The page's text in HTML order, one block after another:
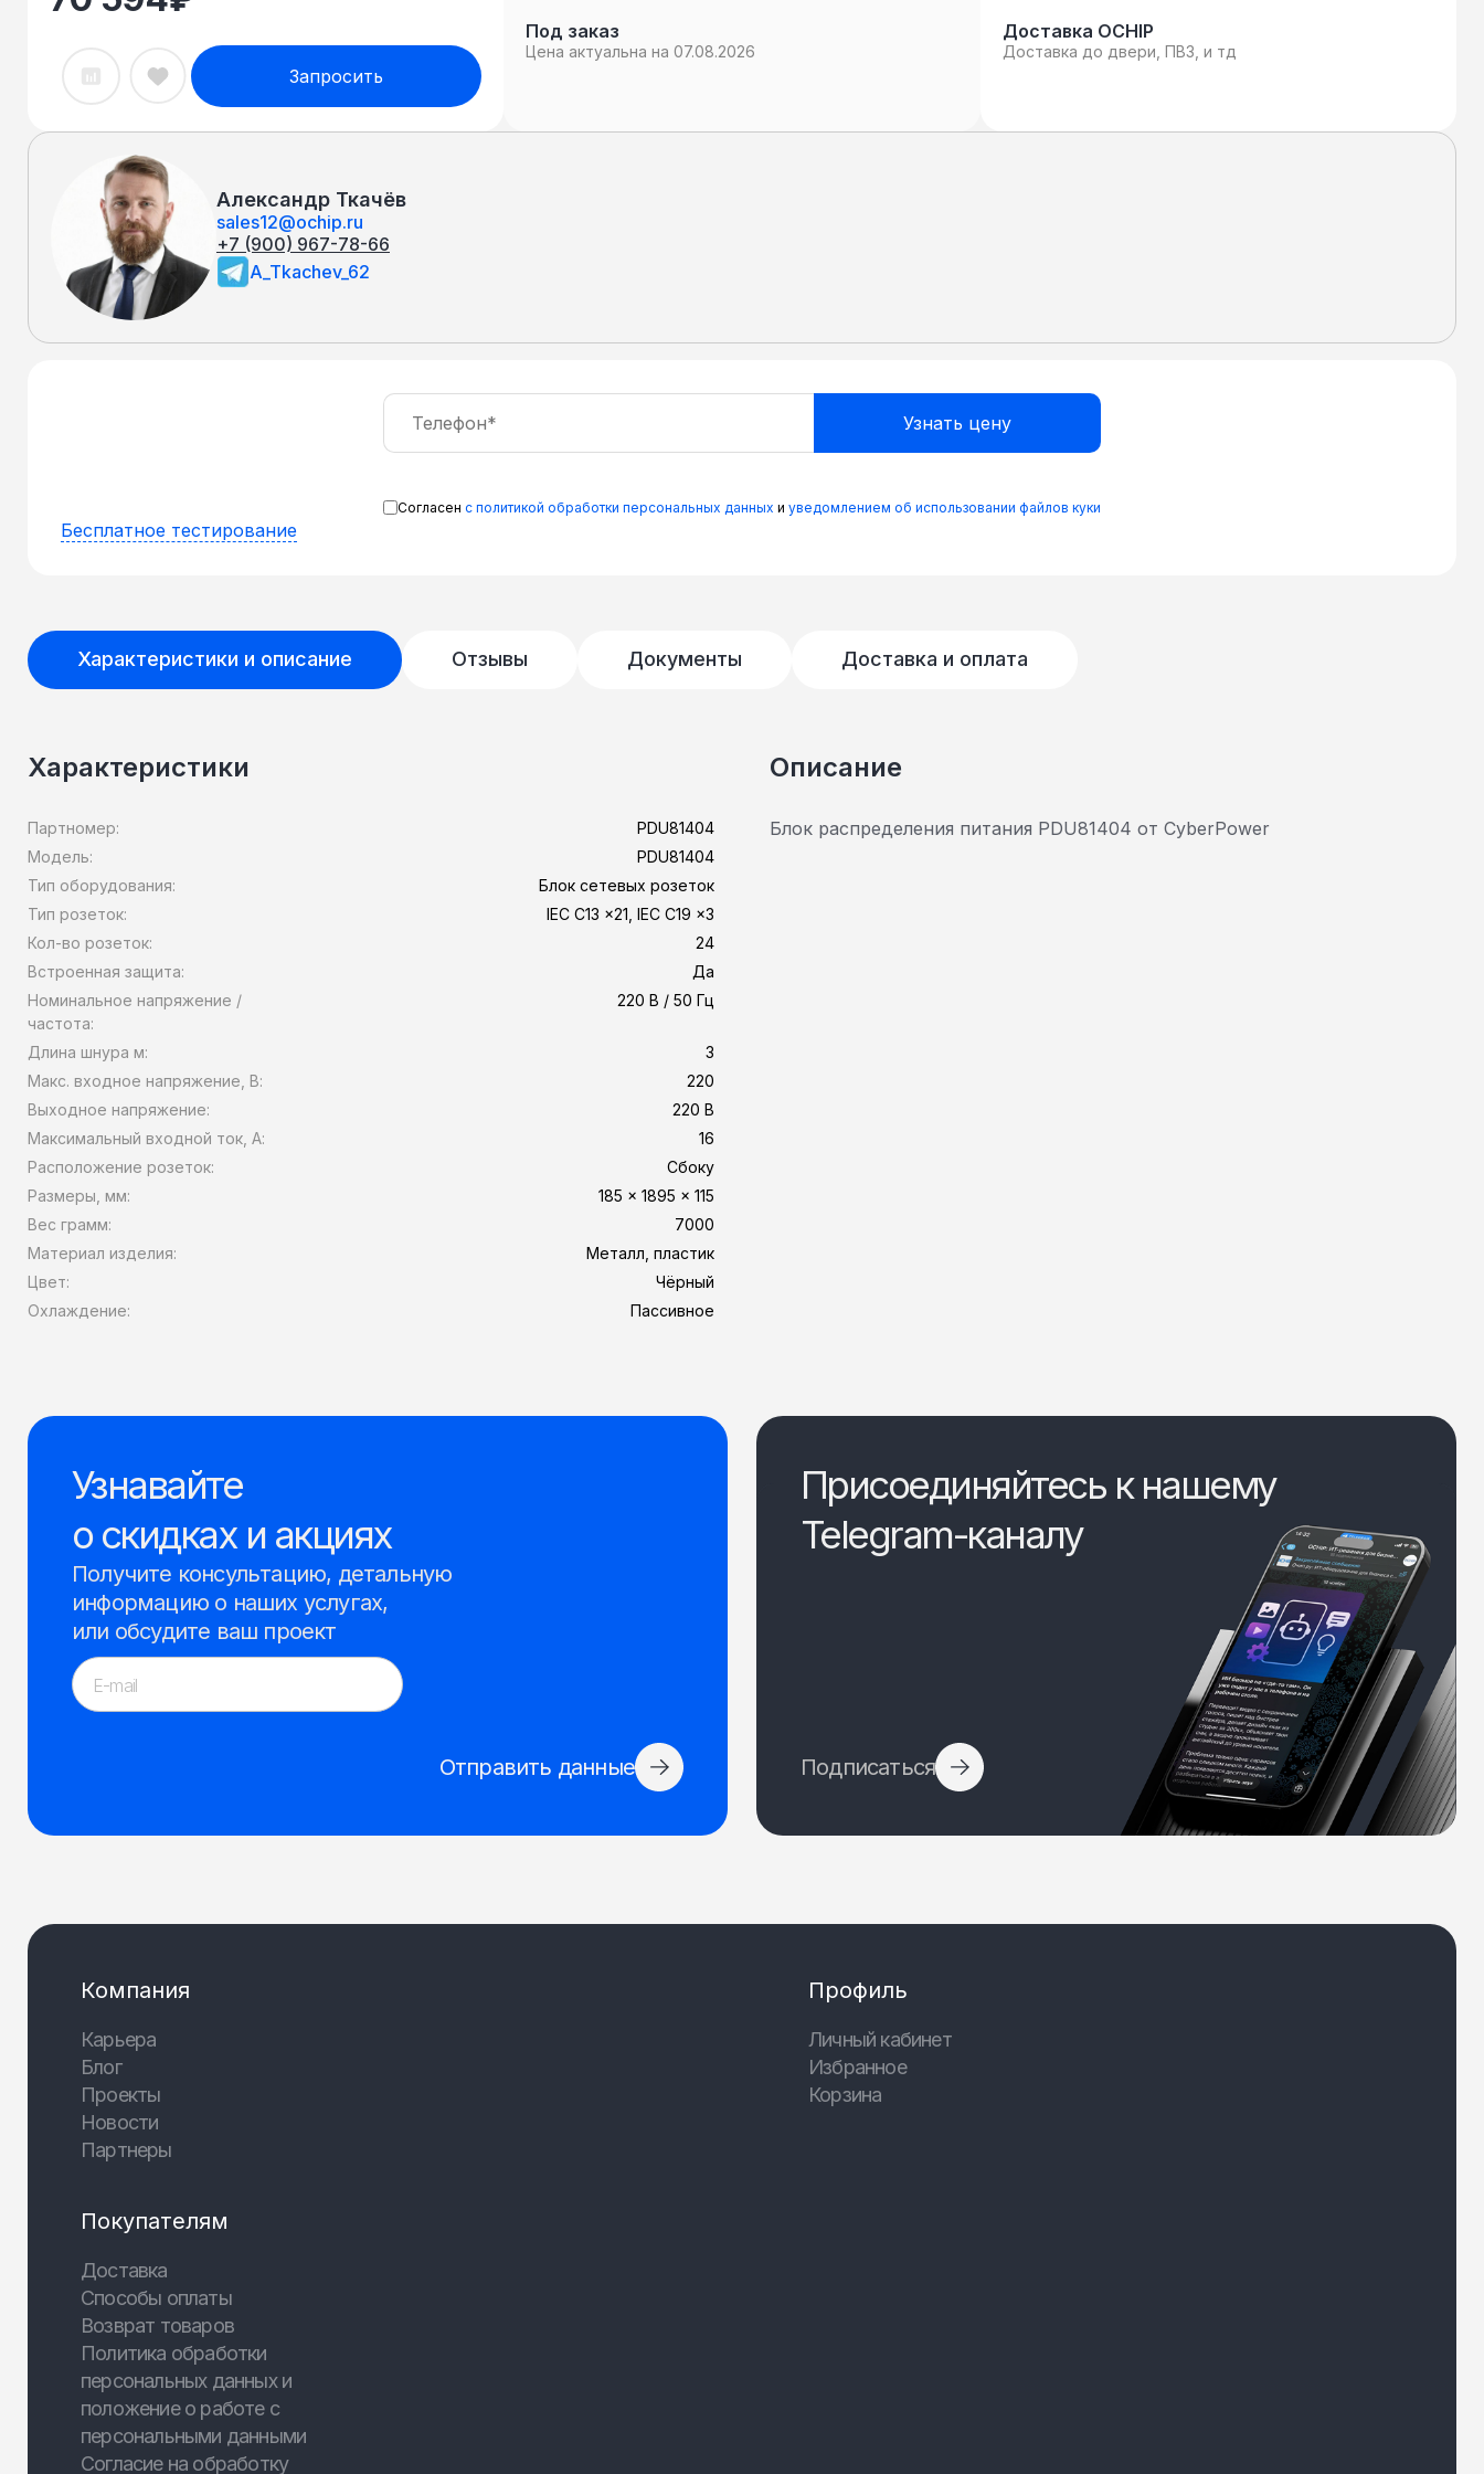
Запросить
Под заказ
Цена актуальна на 07.08.2026
Доставка OCHIP
Доставка до двери, ПВЗ, и тд
Александр Ткачёв
sales12@ochip.ru
+7 (900) 967-78-66
A_Tkachev_62
Согласен с политикой обработки персональных данных и уведомлением об использовании файлов куки
Бесплатное тестирование
Характеристики и описание Отзывы Документы Доставка и оплата
Характеристики
Партномер:
PDU81404
Модель:
PDU81404
Тип оборудования:
Блок сетевых розеток
Тип розеток:
IEC C13 x21, IEC C19 x3
Кол-во розеток:
24
Встроенная защита:
Да
Номинальное напряжение /
частота:
220 В / 50 Гц
Длина шнура м:
3
Макс. входное напряжение, В:
220
Выходное напряжение:
220 В
Максимальный входной ток, А:
16
Расположение розеток:
Сбоку
Размеры, мм:
185 x 1895 x 115
Вес грамм:
7000
Материал изделия:
Металл, пластик
Цвет:
Чёрный
Охлаждение:
Пассивное
Описание
Блок распределения питания PDU81404 от CyberPower
Узнавайте
о скидках и акциях
Получите консультацию, детальную
информацию о наших услугах,
или обсудите ваш проект
Отправить данные
Присоединяйтесь к нашему
Telegram-каналу
Подписаться
Компания
Карьера
Блог
Проекты
Новости
Партнеры
Покупателям
Доставка
Способы оплаты
Возврат товаров
Политика обработки
персональных данных и
положение о работе с
персональными данными
Согласие на обработку
Профиль
Личный кабинет
Избранное
Корзина